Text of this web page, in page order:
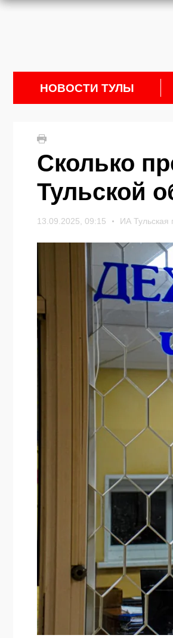
НОВОСТИ ТУЛЫ
Сколько
Тульской
13.09.2025, 09:15 ИА Тульская